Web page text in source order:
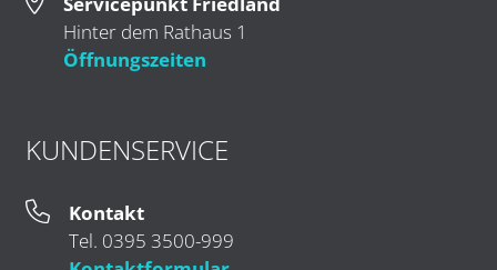
Hinter dem Rathaus 1
Öffnungszeiten
KUNDENSERVICE
Kontakt
Tel. 0395 3500-999